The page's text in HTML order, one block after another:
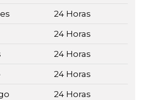
24 Horas
24 Horas
24 Horas
24 Horas
24 Horas